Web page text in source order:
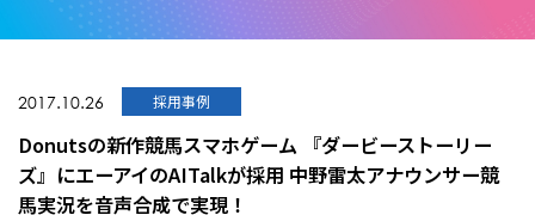
2017.10.26 採用事例
Donutsの新作競馬スマホゲーム 『ダービーストーリー
ズ』にエーアイのAITalkが採用 中野雷太アナウンサー競
馬実況を音声合成で実現！